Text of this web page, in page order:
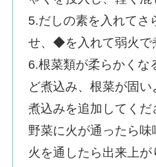
5.だしの素を入れてさ
せ、◆を入れて弱火で
6.根菜類が柔らかくな
ど煮込み、根菜が固
煮込みを追加してくだ
野菜に火が通ったら
火を通したら出来上が